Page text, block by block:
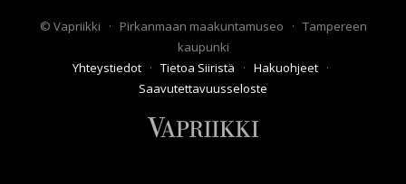
© Vapriikki · Pirkanmaan maakuntamuseo · Tampereen
kaupunki
Yhteystiedot · Tietoa Siiristä · Hakuohjeet ·
Saavutettavuusseloste